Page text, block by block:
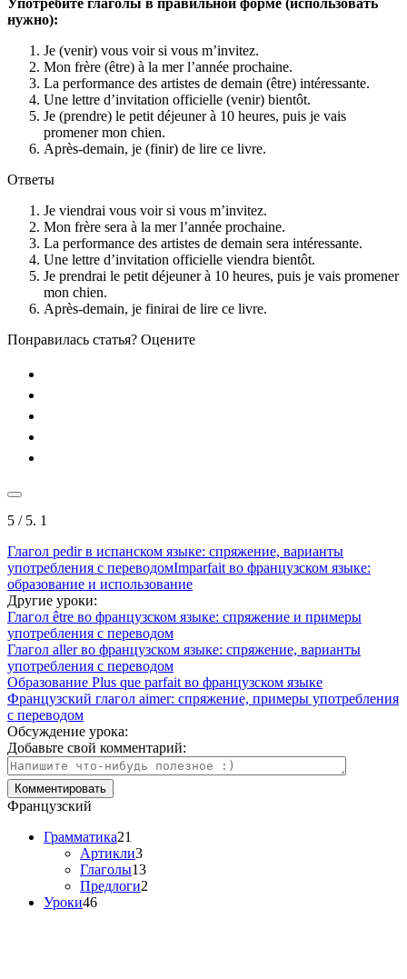
Употребите глаголы в правильной форме (использовать
нужно):
Je (venir) vous voir si vous m’invitez.
Mon frère (être) à la mer l’année prochaine.
La performance des artistes de demain (être) intéressante.
Une lettre d’invitation officielle (venir) bientôt.
Je (prendre) le petit déjeuner à 10 heures, puis je vais
promener mon chien.
Après-demain, je (finir) de lire ce livre.
Ответы
Je viendrai vous voir si vous m’invitez.
Mon frère sera à la mer l’année prochaine.
La performance des artistes de demain sera intéressante.
Une lettre d’invitation officielle viendra bientôt.
Je prendrai le petit déjeuner à 10 heures, puis je vais promener
mon chien.
Après-demain, je finirai de lire ce livre.
Понравилась статья? Оцените
5 / 5. 1
Глагол pedir в испанском языке: спряжение, варианты
употребления с переводомImparfait во французском языке:
образование и использование
Другие уроки:
Глагол être во французском языке: спряжение и примеры
употребления с переводом
Глагол aller во французском языке: спряжение, варианты
употребления с переводом
Образование Plus que parfait во французском языке
Французский глагол aimer: спряжение, примеры употребления
с переводом
Обсуждение урока:
Добавьте свой комментарий:
Французский
Грамматика21
Артикли3
Глаголы13
Предлоги2
Уроки46